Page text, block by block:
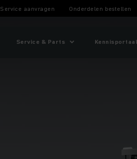
Service aanvragen Onderdelen bestellen
Service & Parts Kennisportaal